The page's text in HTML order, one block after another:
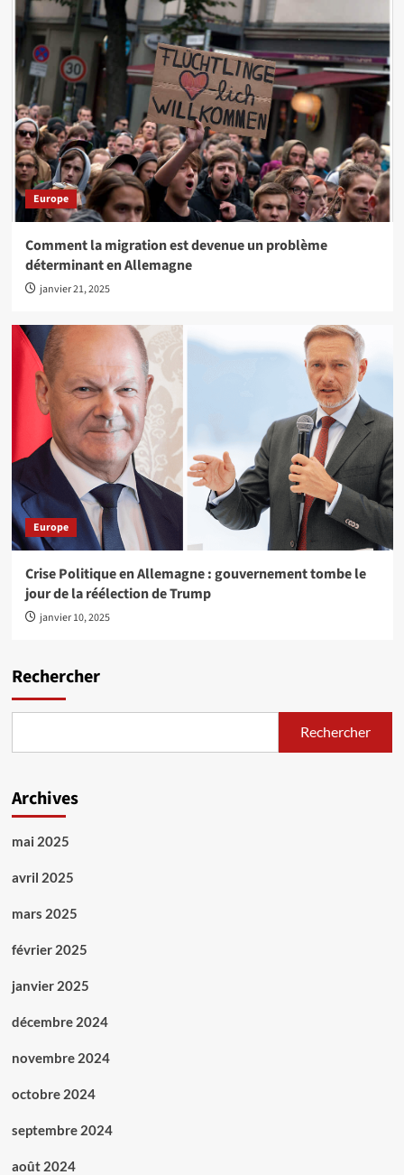
Europe
Comment la migration est devenue un problème
déterminant en Allemagne
janvier 21, 2025
Europe
Crise Politique en Allemagne : gouvernement tombe le
jour de la réélection de Trump
janvier 10, 2025
Rechercher
Rechercher
Archives
mai 2025
avril 2025
mars 2025
février 2025
janvier 2025
décembre 2024
novembre 2024
octobre 2024
septembre 2024
août 2024